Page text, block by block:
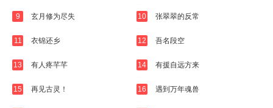
9 玄月修为尽失 10 张翠翠的反常
11 衣锦还乡 12 吾名段空
13 有人疼芊芊 14 有援自远方来
15 再见古灵！ 16 遇到万年魂兽